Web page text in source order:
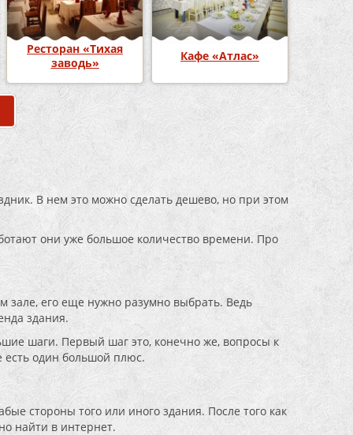
Ресторан «Тихая
заводь»
Кафе «Атлас»
В нем это можно сделать дешево, но при этом
они уже большое количество времени. Про
зале, его еще нужно разумно выбрать. Ведь
здания.
шаги. Первый шаг это, конечно же, вопросы к
есть один большой плюс.
стороны того или иного здания. После того как
найти в интернет.